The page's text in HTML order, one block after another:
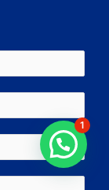
1